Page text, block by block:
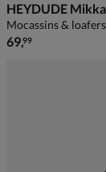
HEYDUDE
Mocassins &
€ 69,99
69,99